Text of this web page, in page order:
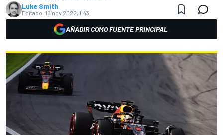
Luke Smith
Editado: 18 nov 2022, 1:43
AÑADIR COMO FUENTE PRINCIPAL